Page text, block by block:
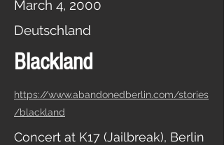
March 4, 2000
Deutschland
Blackland
https://www.abandonedberlin.com/stories
/blackland
Concert at K17 (Jailbreak), Berlin